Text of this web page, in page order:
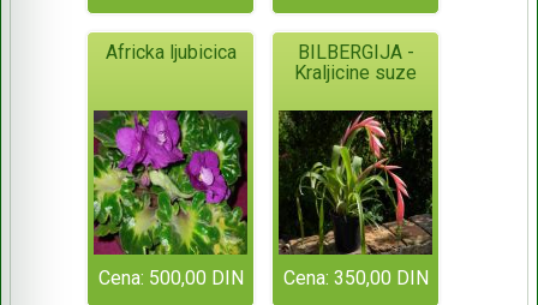
Africka ljubicica
Cena: 500,00 DIN
BILBERGIJA -
Kraljicine suze
Cena: 350,00 DIN